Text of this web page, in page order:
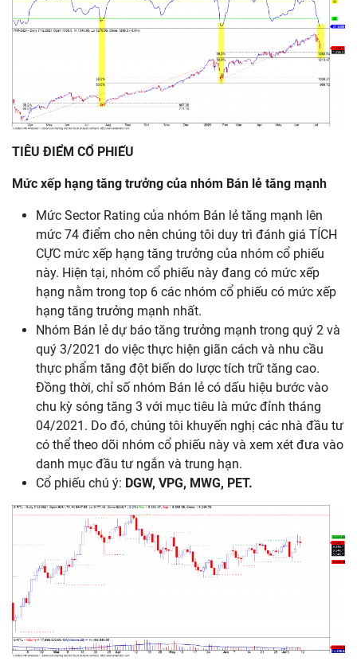
TIÊU ĐIỂM CỔ PHIẾU
Mức xếp hạng tăng trưởng của nhóm Bán lẻ tăng mạnh
Mức Sector Rating của nhóm Bán lẻ tăng mạnh lên
mức 74 điểm cho nên chúng tôi duy trì đánh giá TÍCH
CỰC mức xếp hạng tăng trưởng của nhóm cổ phiếu
này. Hiện tại, nhóm cổ phiếu này đang có mức xếp
hạng nằm trong top 6 các nhóm cổ phiếu có mức xếp
hạng tăng trưởng mạnh nhất.
Nhóm Bán lẻ dự báo tăng trưởng mạnh trong quý 2 và
quý 3/2021 do việc thực hiện giãn cách và nhu cầu
thực phẩm tăng đột biến do lược tích trữ tăng cao.
Đồng thời, chỉ số nhóm Bán lẻ có dấu hiệu bước vào
chu kỳ sóng tăng 3 với mục tiêu là mức đỉnh tháng
04/2021. Do đó, chúng tôi khuyến nghị các nhà đầu tư
có thể theo dõi nhóm cổ phiếu này và xem xét đưa vào
danh mục đầu tư ngắn và trung hạn.
Cổ phiếu chú ý: DGW, VPG, MWG, PET.